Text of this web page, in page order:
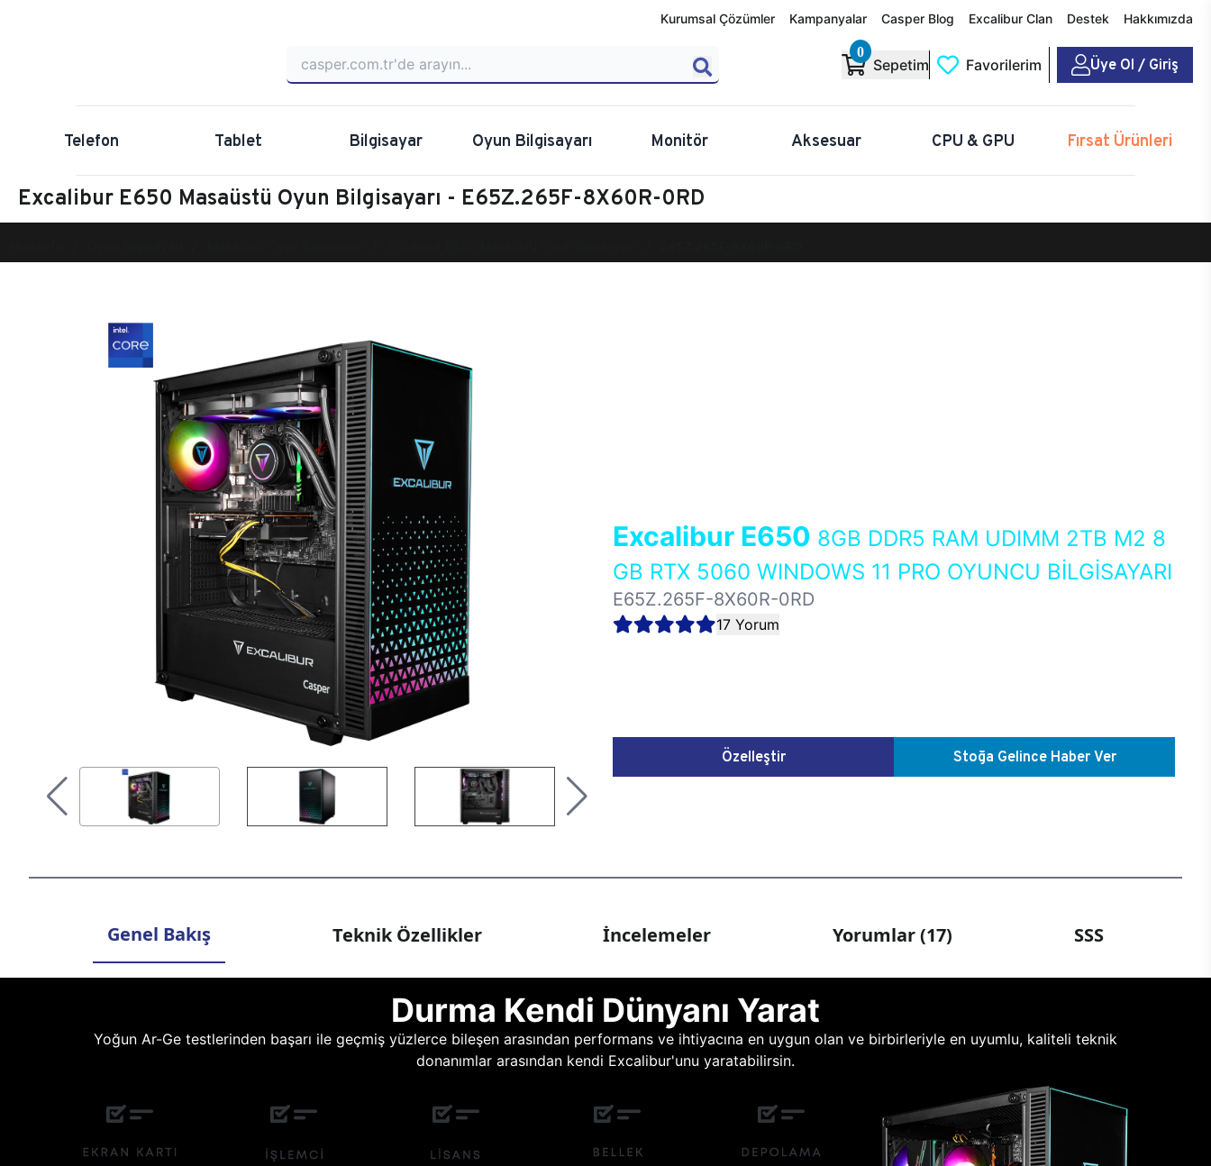
Kurumsal Çözümler Kampanyalar Casper Blog Excalibur Clan Destek Hakkımızda
0
Sepetim Favorilerim Üye Ol / Giriş
Telefon Tablet Bilgisayar Oyun Bilgisayarı Monitör Aksesuar CPU & GPU Fırsat Ürünleri
Excalibur E650 Masaüstü Oyun Bilgisayarı - E65Z.265F-8X60R-0RD
Excalibur E650 8GB DDR5 RAM UDIMM 2TB M2 8
GB RTX 5060 WINDOWS 11 PRO OYUNCU BİLGİSAYARI
E65Z.265F-8X60R-0RD
17 Yorum
Özelleştir Stoğa Gelince Haber Ver
Genel Bakış Teknik Özellikler İncelemeler Yorumlar (17) SSS
Durma Kendi Dünyanı Yarat
Yoğun Ar-Ge testlerinden başarı ile geçmiş yüzlerce bileşen arasından performans ve ihtiyacına en uygun olan ve birbirleriyle en uyumlu, kaliteli teknik
donanımlar arasından kendi Excalibur'unu yaratabilirsin.